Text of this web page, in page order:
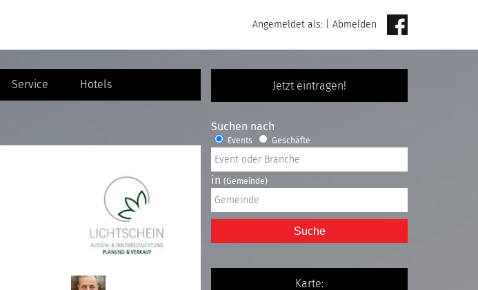
Angemeldet als: Abmelden
Jetzt eintragen!
Service Hotels
Suchen nach
Events Geschäfte
in (Gemeinde)
Suche
Karte: